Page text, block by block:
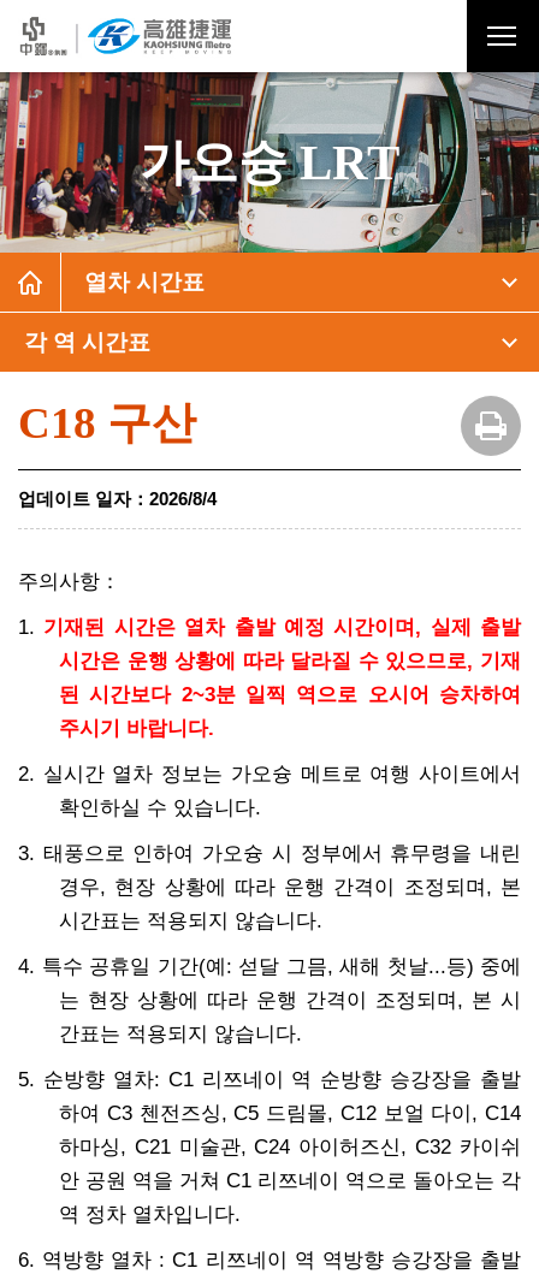
가오슝 LRT
열차 시간표
각 역 시간표
C18 구산
업데이트 일자： 2026/8/4
주의사항：
1. 기재된 시간은 열차 출발 예정 시간이며, 실제 출발
시간은 운행 상황에 따라 달라질 수 있으므로, 기재
된 시간보다 2~3분 일찍 역으로 오시어 승차하여
주시기 바랍니다.
2. 실시간 열차 정보는 가오슝 메트로 여행 사이트에서
확인하실 수 있습니다.
3. 태풍으로 인하여 가오슝 시 정부에서 휴무령을 내린
경우, 현장 상황에 따라 운행 간격이 조정되며, 본
시간표는 적용되지 않습니다.
4. 특수 공휴일 기간(예: 섣달 그믐, 새해 첫날...등) 중에
는 현장 상황에 따라 운행 간격이 조정되며, 본 시
간표는 적용되지 않습니다.
5. 순방향 열차: C1 리쯔네이 역 순방향 승강장을 출발
하여 C3 첸전즈싱, C5 드림몰, C12 보얼 다이, C14
하마싱, C21 미술관, C24 아이허즈신, C32 카이쉬
안 공원 역을 거쳐 C1 리쯔네이 역으로 돌아오는 각
역 정차 열차입니다.
6. 역방향 열차 : C1 리쯔네이 역 역방향 승강장을 출발